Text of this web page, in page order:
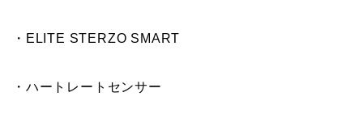
・ELITE STERZO SMART
・ハートレートセンサー